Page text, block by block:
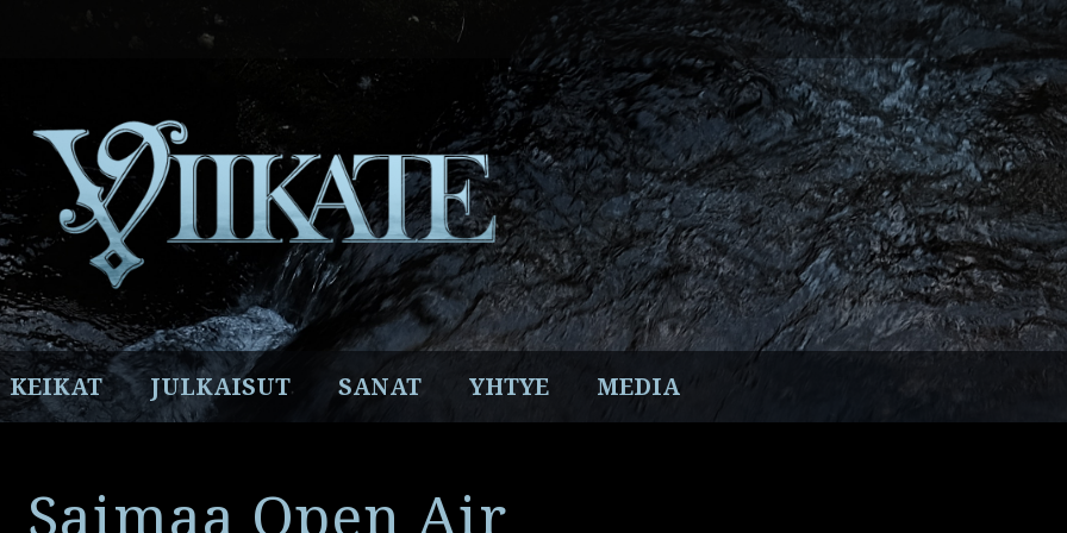
Facebook
InstagramYouTube
Spotify
KEIKAT JULKAISUT SANAT YHTYE MEDIA
Saimaa Open Air